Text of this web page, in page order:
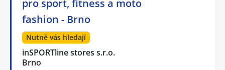
pro sport, fitness a moto
fashion - Brno
Nutně vás hledají
inSPORTline stores s.r.o.
Brno